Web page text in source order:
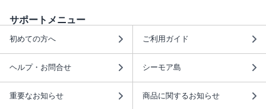
サポートメニュー
初めての方へ ご利用ガイド
ヘルプ・お問合せ シーモア島
重要なお知らせ 商品に関するお知らせ